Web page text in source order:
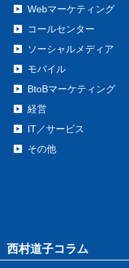
Webマーケティング
コールセンター
ソーシャルメディア
モバイル
BtoBマーケティング
経営
IT／サービス
その他
西村道子コラム